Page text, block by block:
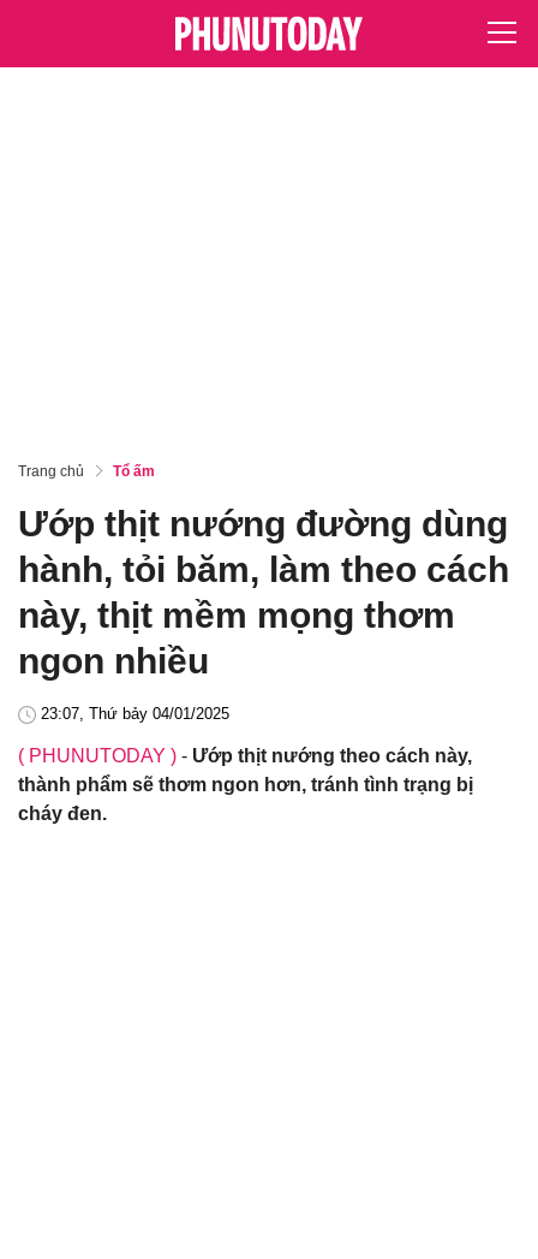
Trang chủ Tổ ấm
Ướp thịt nướng đường dùng
hành, tỏi băm, làm theo cách
này, thịt mềm mọng thơm
ngon nhiều
23:07, Thứ bảy 04/01/2025
( PHUNUTODAY ) - Ướp thịt nướng theo cách này,
thành phẩm sẽ thơm ngon hơn, tránh tình trạng bị
cháy đen.